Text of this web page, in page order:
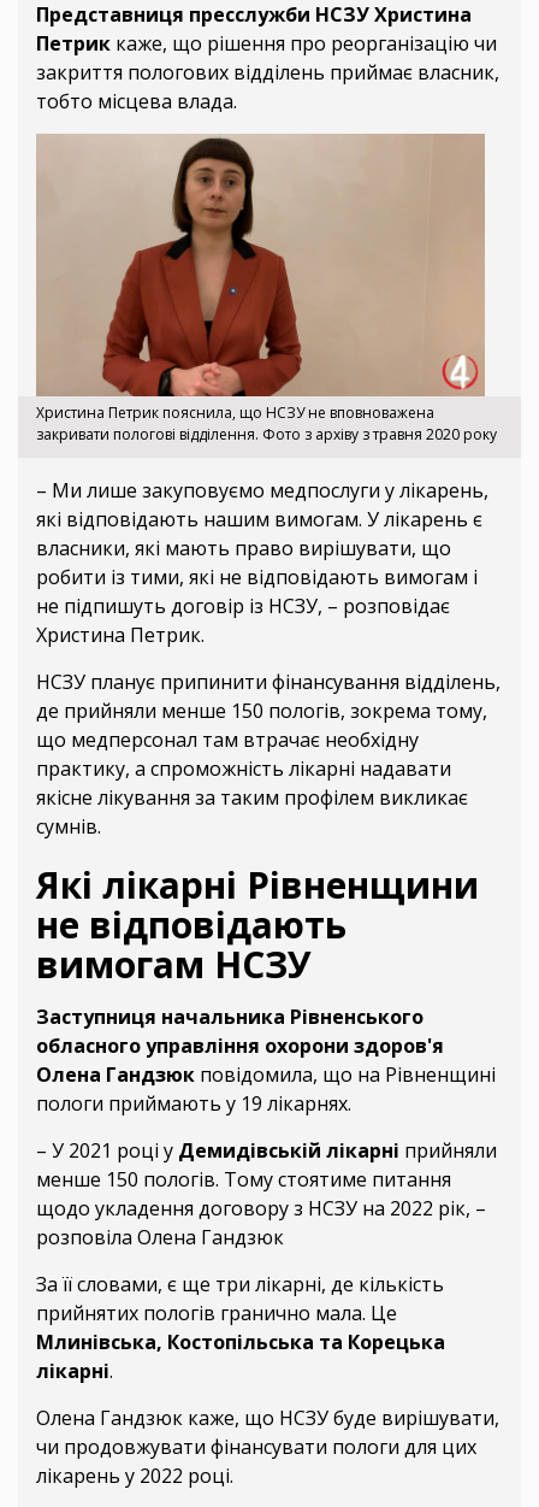
Представниця пресслужби НСЗУ Христина
Петрик каже, що рішення про реорганізацію чи
закриття пологових відділень приймає власник,
тобто місцева влада.
Христина Петрик пояснила, що НСЗУ не вповноважена
закривати пологові відділення. Фото з архіву з травня 2020 року
– Ми лише закуповуємо медпослуги у лікарень,
які відповідають нашим вимогам. У лікарень є
власники, які мають право вирішувати, що
робити із тими, які не відповідають вимогам і
не підпишуть договір із НСЗУ, – розповідає
Христина Петрик.
НСЗУ планує припинити фінансування відділень,
де прийняли менше 150 пологів, зокрема тому,
що медперсонал там втрачає необхідну
практику, а спроможність лікарні надавати
якісне лікування за таким профілем викликає
сумнів.
Які лікарні Рівненщини
не відповідають
вимогам НСЗУ
Заступниця начальника Рівненського
обласного управління охорони здоров'я
Олена Гандзюк повідомила, що на Рівненщині
пологи приймають у 19 лікарнях.
– У 2021 році у Демидівській лікарні прийняли
менше 150 пологів. Тому стоятиме питання
щодо укладення договору з НСЗУ на 2022 рік, –
розповіла Олена Гандзюк
За її словами, є ще три лікарні, де кількість
прийнятих пологів гранично мала. Це
Млинівська, Костопільська та Корецька
лікарні.
Олена Гандзюк каже, що НСЗУ буде вирішувати,
чи продовжувати фінансувати пологи для цих
лікарень у 2022 році.